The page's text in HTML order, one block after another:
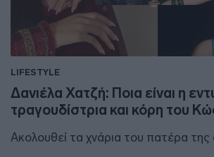
LIFESTYLE
Δανιέλα Χατζή: Ποια είναι η
τραγουδίστρια και κόρη του
Ακολουθεί τα χνάρια του πατέρα της